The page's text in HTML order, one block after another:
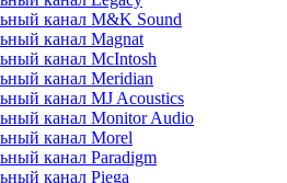
канал M&K Sound
канал Magnat
канал McIntosh
канал Meridian
канал MJ Acoustics
канал Monitor Audio
канал Morel
канал Paradigm
канал Piega